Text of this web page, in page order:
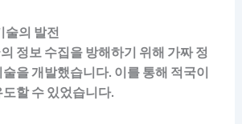
술의 발전
정보 수집을 방해하기 위해 가짜 정
을 개발했습니다. 이를 통해 적국이
할 수 있었습니다.